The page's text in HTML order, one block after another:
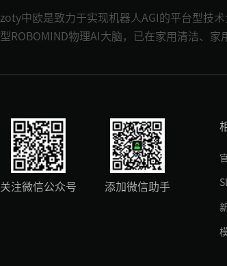
zoty中欧是致力于实现机器人AGI的平台型技
型ROBOMIND物理AI大脑，已在家用清洁、
关注微信公众号 添加微信助手